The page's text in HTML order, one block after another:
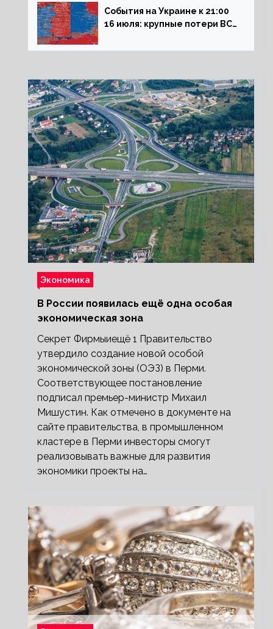
События на Украине к 21:00
16 июля: крупные потери ВСУ
обстреливает Донбасс из
Экономика
В России появилась ещё одна особая
экономическая зона
Секрет Фирмыиещё 1 Правительство
утвердило создание новой особой
экономической зоны (ОЭЗ) в Перми.
Соответствующее постановление
подписал премьер-министр Михаил
Мишустин. Как отмечено в документе на
сайте правительства, в промышленном
кластере в Перми инвесторы смогут
реализовывать важные для развития
экономики проекты на…